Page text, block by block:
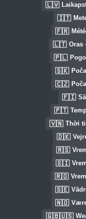
🇱🇻
🇮🇹
🇫🇷
🇱🇹 Oras
🇵🇱
🇸🇰
🇨🇿
🇫🇮
🇵🇹
🇻🇳 Thời
🇩🇰
🇷🇸
🇸🇮
🇷🇴
🇸🇪
🇳🇴
🇬🇧🇺🇸